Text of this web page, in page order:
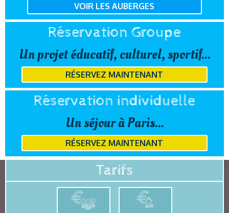
VOIR LES AUBERGES
Réservation Groupe
Un projet éducatif, culturel, sportif...
RÉSERVEZ MAINTENANT
Réservation individuelle
Un séjour à Paris...
RÉSERVEZ MAINTENANT
Tarifs